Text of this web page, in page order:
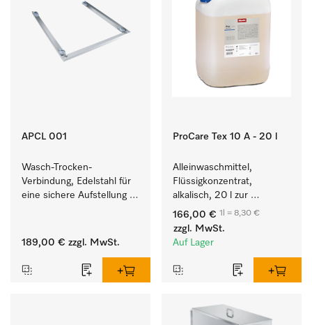
APCL 001
Wasch-Trocken-
Verbindung, Edelstahl für
eine sichere Aufstellung
189,00 € zzgl. MwSt.
ProCare Tex 10 A - 20 l
Alleinwaschmittel,
Flüssigkonzentrat,
alkalisch, 20 l zur
Reinigung weißer Textilien
und farbechter
Buntwäsche.
166,00 € 1l = 8,30 €
zzgl. MwSt.
Auf Lager